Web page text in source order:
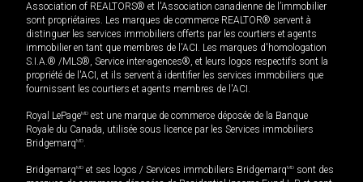
Association of REALTORS® et l'Association canadienne de l’immobilier
sont propriétaires. Les marques de commerce REALTOR® servent à
distinguer les services immobiliers offerts par les courtiers et agents
immobilier en tant que membres de l'ACI. Les marques d'homologation
S.I.A.® /MLS®, Service inter-agences®, et leurs logos respectifs sont la
propriété de l'ACI, et ils servent à identifier les services immobiliers que
fournissent les courtiers et agents membres de l'ACI.
Royal LePageMD est une marque de commerce déposée de la Banque
Royale du Canada, utilisée sous licence par les Services immobiliers
BridgemarqMD.
BridgemarqMD et ses logos / Services immobiliers BridgemarqMD sont des